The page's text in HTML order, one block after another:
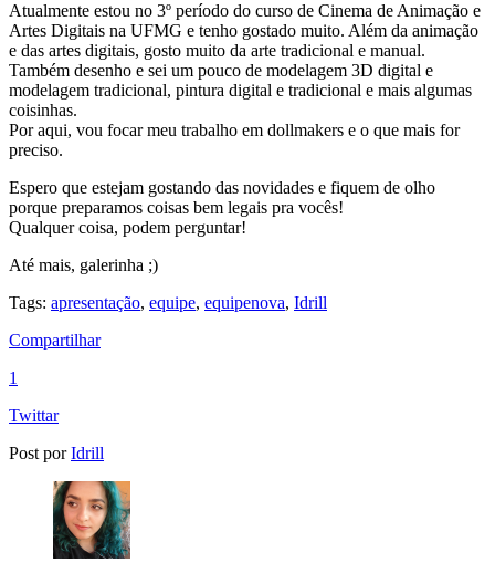
Atualmente estou no 3º período do curso de Cinema de Animação e
Artes Digitais na UFMG e tenho gostado muito. Além da animação
e das artes digitais, gosto muito da arte tradicional e manual.
Também desenho e sei um pouco de modelagem 3D digital e
modelagem tradicional, pintura digital e tradicional e mais algumas
coisinhas.
Por aqui, vou focar meu trabalho em dollmakers e o que mais for
preciso.
Espero que estejam gostando das novidades e fiquem de olho
porque preparamos coisas bem legais pra vocês!
Qualquer coisa, podem perguntar!
Até mais, galerinha ;)
Tags: apresentação, equipe, equipenova, Idrill
Compartilhar
1
Twittar
Post porIdrill